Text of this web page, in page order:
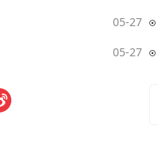
05-27
05-27